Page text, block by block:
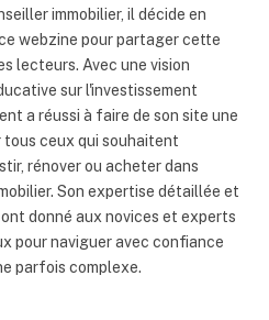
immobilier, il décide en
webzine pour partager cette
lecteurs. Avec une vision
sur l'investissement
a réussi à faire de son site une
ceux qui souhaitent
rénover ou acheter dans
Son expertise détaillée et
donné aux novices et experts
pour naviguer avec confiance
parfois complexe.